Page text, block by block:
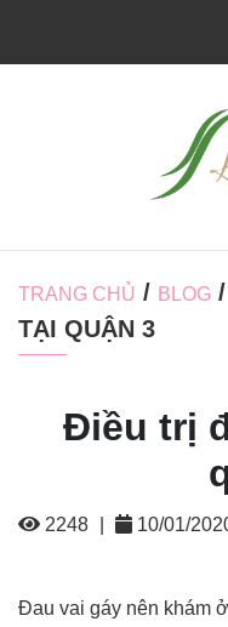
TRANG CHỦ / BLOG
TẠI QUẬN 3
Điều trị
2248 10/01/
Đau vai gáy nên khám